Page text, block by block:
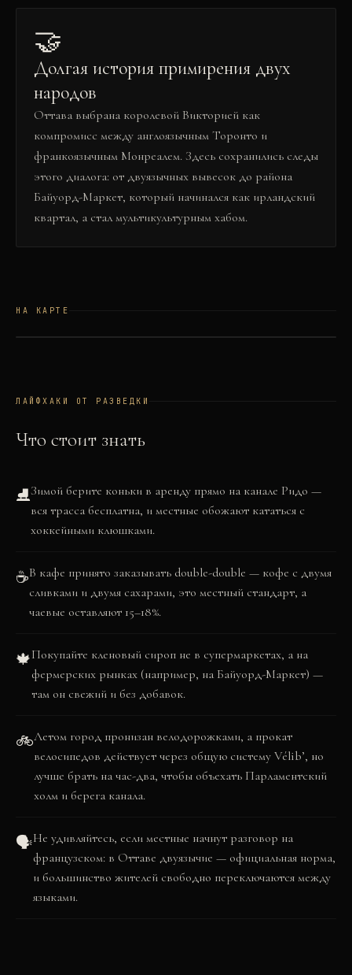
🤝
Долгая история примирения двух
народов
Оттава выбрана королевой Викторией как
компромисс между англоязычным Торонто и
франкоязычным Монреалем. Здесь сохранились следы
этого диалога: от двуязычных вывесок до района
Байуорд-Маркет, который начинался как ирландский
квартал, а стал мультикультурным хабом.
НА КАРТЕ
ЛАЙФХАКИ ОТ РАЗВЕДКИ
Что стоит знать
⛸️Зимой берите коньки в аренду прямо на канале Ридо —
вся трасса бесплатна, и местные обожают кататься с
хоккейными клюшками.
☕В кафе принято заказывать double-double — кофе с двумя
сливками и двумя сахарами, это местный стандарт, а
чаевые оставляют 15–18%.
🍁Покупайте кленовый сироп не в супермаркетах, а на
фермерских рынках (например, на Байуорд-Маркет) —
там он свежий и без добавок.
🚲Летом город пронизан велодорожками, а прокат
велосипедов действует через общую систему Vélib’, но
лучше брать на час-два, чтобы объехать Парламентский
холм и берега канала.
🗣️Не удивляйтесь, если местные начнут разговор на
французском: в Оттаве двуязычие — официальная норма,
и большинство жителей свободно переключаются между
языками.